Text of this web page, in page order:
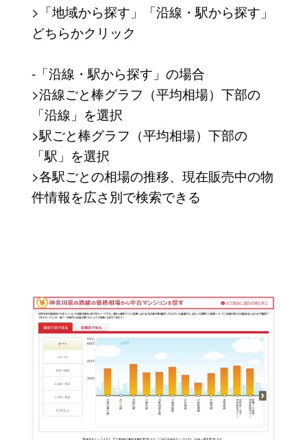
>「地域から探す」「沿線・駅から探す」
どちらかクリック
-「沿線・駅から探す」の場合
>沿線ごと棒グラフ（平均相場）下部の
「沿線」を選択
>駅ごと棒グラフ（平均相場）下部の
「駅」を選択
>各駅ごとの相場の推移、現在販売中の物
件情報を広さ別で検索できる